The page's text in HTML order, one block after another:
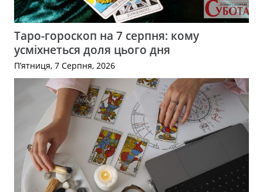
Таро-гороскоп на 7 серпня: кому
усміхнеться доля цього дня
П’ятниця, 7 Серпня, 2026